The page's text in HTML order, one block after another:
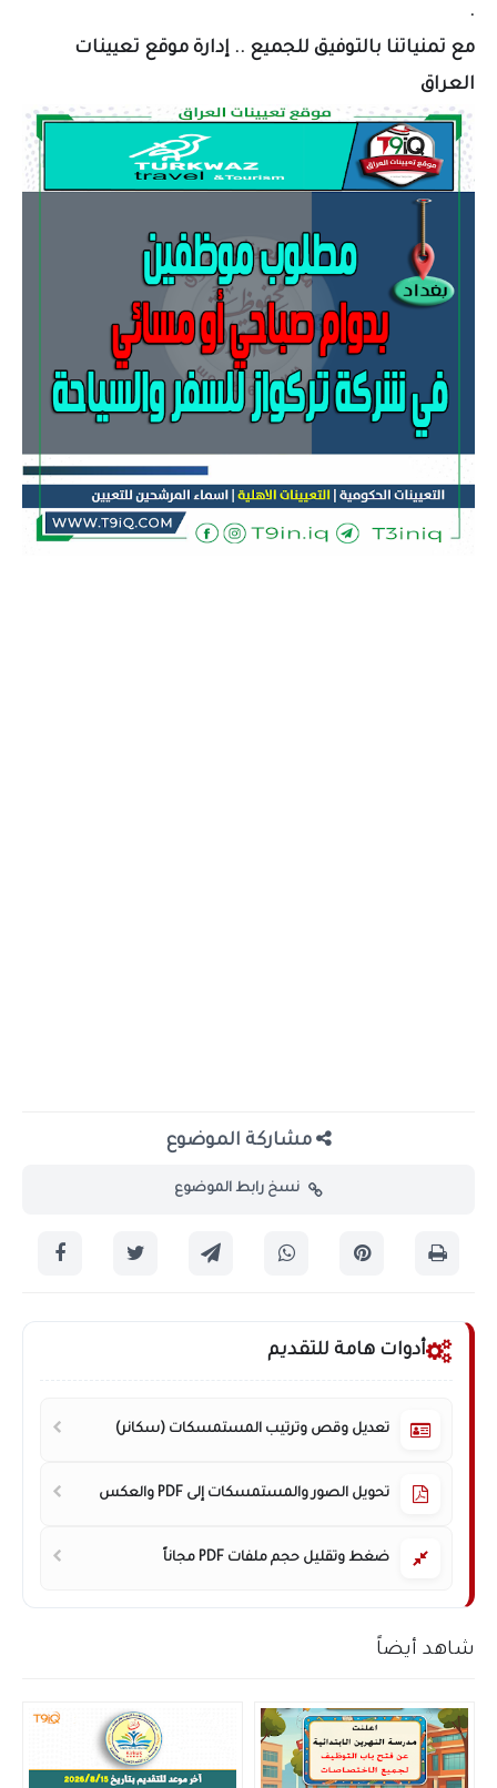
.
مع تمنياتنا بالتوفيق للجميع .. إدارة موقع تعيينات
العراق
مشاركة الموضوع
نسخ رابط الموضوع
أدوات هامة للتقديم
تعديل وقص وترتيب المستمسكات (سكانر)
تحويل الصور والمستمسكات إلى PDF والعكس
ضغط وتقليل حجم ملفات PDF مجاناً
شاهد أيضاً